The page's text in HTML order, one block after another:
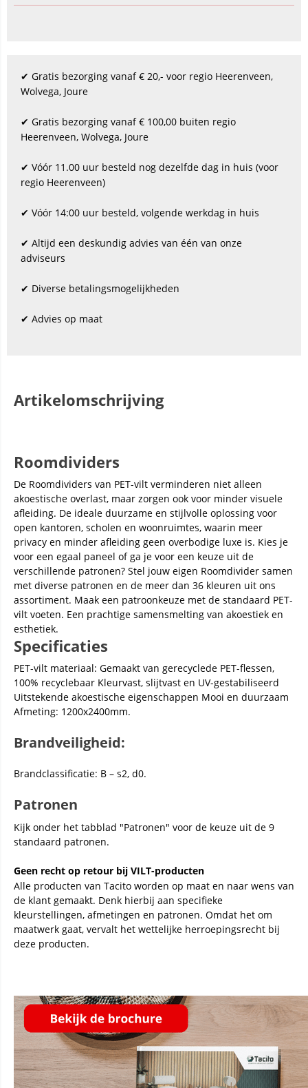
✔ Gratis bezorging vanaf € 20,- voor regio Heerenveen,
Wolvega, Joure
✔ Gratis bezorging vanaf € 100,00 buiten regio
Heerenveen, Wolvega, Joure
✔ Vóór 11.00 uur besteld nog dezelfde dag in huis (voor
regio Heerenveen)
✔ Vóór 14:00 uur besteld, volgende werkdag in huis
✔ Altijd een deskundig advies van één van onze
adviseurs
✔ Diverse betalingsmogelijkheden
✔ Advies op maat
Artikelomschrijving
Roomdividers
De Roomdividers van PET-vilt verminderen niet alleen
akoestische overlast, maar zorgen ook voor minder visuele
afleiding. De ideale duurzame en stijlvolle oplossing voor
open kantoren, scholen en woonruimtes, waarin meer
privacy en minder afleiding geen overbodige luxe is. Kies je
voor een egaal paneel of ga je voor een keuze uit de
verschillende patronen? Stel jouw eigen Roomdivider samen
met diverse patronen en de meer dan 36 kleuren uit ons
assortiment. Maak een patroonkeuze met de standaard PET-
vilt voeten. Een prachtige samensmelting van akoestiek en
esthetiek.
Specificaties
PET-vilt materiaal: Gemaakt van gerecyclede PET-flessen,
100% recyclebaar Kleurvast, slijtvast en UV-gestabiliseerd
Uitstekende akoestische eigenschappen Mooi en duurzaam
Afmeting: 1200x2400mm.
Brandveiligheid:
Brandclassificatie: B – s2, d0.
Patronen
Kijk onder het tabblad "Patronen" voor de keuze uit de 9
standaard patronen.
Geen recht op retour bij VILT-producten
Alle producten van Tacito worden op maat en naar wens van
de klant gemaakt. Denk hierbij aan specifieke
kleurstellingen, afmetingen en patronen. Omdat het om
maatwerk gaat, vervalt het wettelijke herroepingsrecht bij
deze producten.